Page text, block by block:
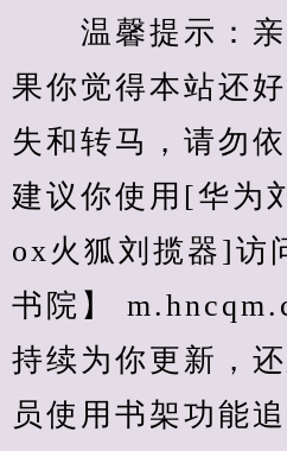
温馨提示：亲
果你觉得本站还
失和转马，请勿
建议你使用[华为
ox火狐刘揽器]访
书院】
持续为你更新，
员使用书架功能